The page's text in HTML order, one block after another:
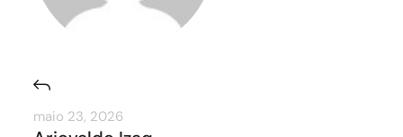
maio 23, 2026